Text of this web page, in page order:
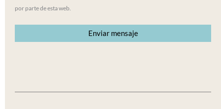
por parte de esta web.